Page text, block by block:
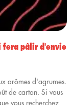
fera pâlir d'envie
arômes d'agrumes.
de carton. Si vous